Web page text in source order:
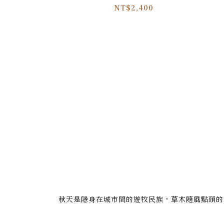
NT$2,400
秋天是隱身在城市間的遊牧民族，草木隨風點頭